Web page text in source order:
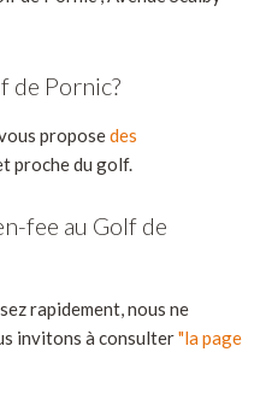
de Pornic?
proposedes
proche du golf.
fee au Golf de
rapidement, nous ne
invitons à consulter"la page